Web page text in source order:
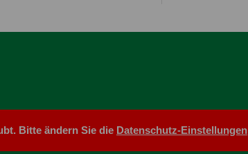
Bitte ändern Sie die Datenschutz-Einstellungen